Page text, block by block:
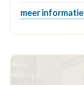
meer informatie